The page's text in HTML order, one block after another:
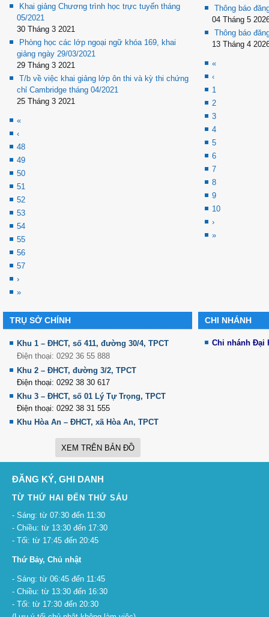
Khai giảng Chương trình học trực tuyến tháng
05/2021
30 Tháng 3 2021
Phòng học các lớp ngoại ngữ khóa 169, khai
giảng ngày 29/03/2021
29 Tháng 3 2021
T/b về việc khai giảng lớp ôn thi và kỳ thi chứng
chỉ Cambridge tháng 04/2021
25 Tháng 3 2021
«
‹
48
49
50
51
52
53
54
55
56
57
›
»
Thông báo
04 Tháng 5
Thông báo
13 Tháng 4
«
‹
1
2
3
4
5
6
7
8
9
10
›
»
TRỤ SỞ CHÍNH
Khu 1 – ĐHCT, số 411, đường 30/4, TPCT
Điện thoại: 0292 36 55 888
Khu 2 – ĐHCT, đường 3/2, TPCT
Điện thoại: 0292 38 30 617
Khu 3 – ĐHCT, số 01 Lý Tự Trọng, TPCT
Điện thoại: 0292 38 31 555
Khu Hòa An – ĐHCT, xã Hòa An, TPCT
XEM TRÊN BẢN ĐỒ
CHI NHÁNH
Chi nhánh Đại
ĐĂNG KÝ, GHI DANH
TỪ THỨ HAI ĐẾN THỨ SÁU
- Sáng: từ 07:30 đến 11:30
- Chiều: từ 13:30 đến 17:30
- Tối: từ 17:45 đến 20:45
Thứ Bảy, Chủ nhật
- Sáng: từ 06:45 đến 11:45
- Chiều: từ 13:30 đến 16:30
- Tối: từ 17:30 đến 20:30